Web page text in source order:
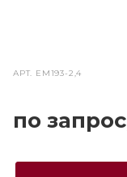
АРТ. ЕМ193-2,4
по запр